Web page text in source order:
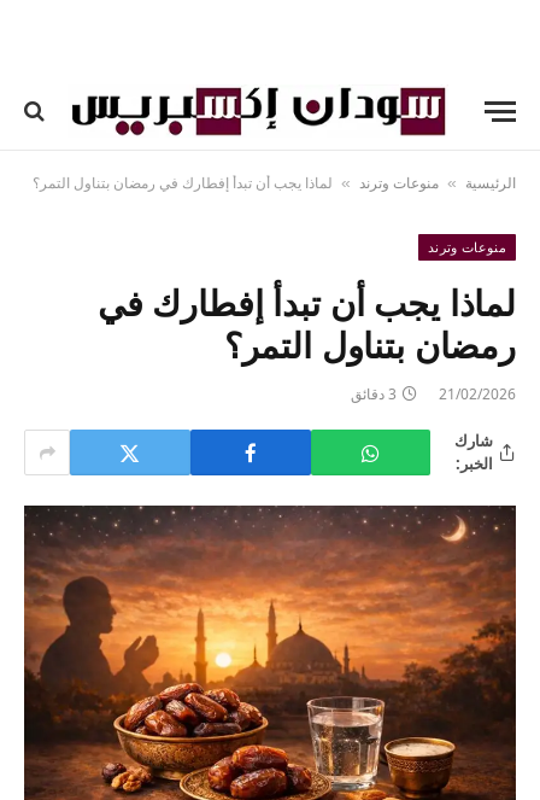
الرئيسية » منوعات وترند » لماذا يجب أن تبدأ إفطارك في رمضان بتناول التمر؟
منوعات وترند
لماذا يجب أن تبدأ إفطارك في
رمضان بتناول التمر؟
21/02/2026 3 دقائق
شارك
الخبر: